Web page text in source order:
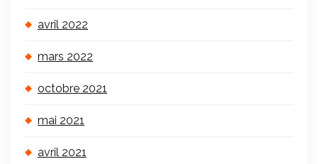
avril 2022
mars 2022
octobre 2021
mai 2021
avril 2021